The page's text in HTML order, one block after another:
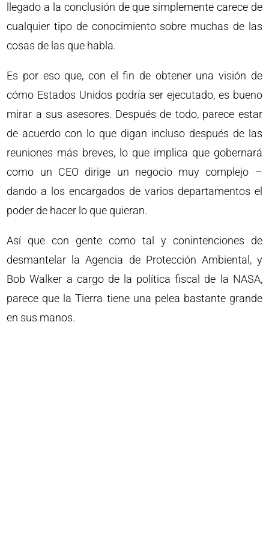
llegado a la conclusión de que simplemente carece de
cualquier tipo de conocimiento sobre muchas de las
cosas de las que habla.
Es por eso que, con el fin de obtener una visión de
cómo Estados Unidos podría ser ejecutado, es bueno
mirar a sus asesores. Después de todo, parece estar
de acuerdo con lo que digan incluso después de las
reuniones más breves, lo que implica que gobernará
como un CEO dirige un negocio muy complejo –
dando a los encargados de varios departamentos el
poder de hacer lo que quieran.
Así que con gente como tal y conintenciones de
desmantelar la Agencia de Protección Ambiental, y
Bob Walker a cargo de la política fiscal de la NASA,
parece que la Tierra tiene una pelea bastante grande
en sus manos.